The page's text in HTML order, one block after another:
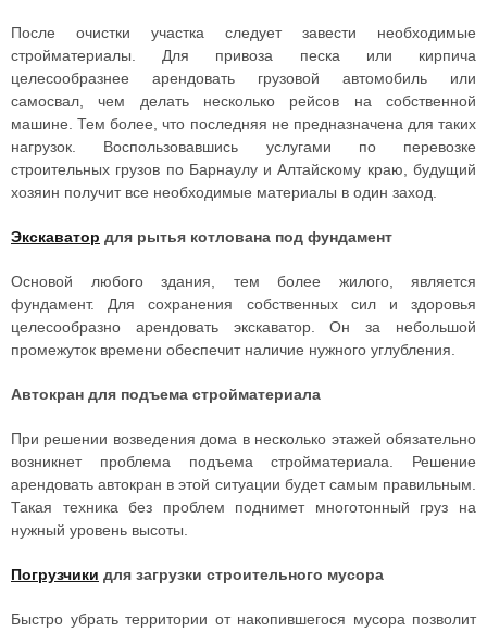
После очистки участка следует завести необходимые
стройматериалы. Для привоза песка или кирпича
целесообразнее арендовать грузовой автомобиль или
самосвал, чем делать несколько рейсов на собственной
машине. Тем более, что последняя не предназначена для таких
нагрузок. Воспользовавшись услугами по перевозке
строительных грузов по Барнаулу и Алтайскому краю, будущий
хозяин получит все необходимые материалы в один заход.
Экскаватор для рытья котлована под фундамент
Основой любого здания, тем более жилого, является
фундамент. Для сохранения собственных сил и здоровья
целесообразно арендовать экскаватор. Он за небольшой
промежуток времени обеспечит наличие нужного углубления.
Автокран для подъема стройматериала
При решении возведения дома в несколько этажей обязательно
возникнет проблема подъема стройматериала. Решение
арендовать автокран в этой ситуации будет самым правильным.
Такая техника без проблем поднимет многотонный груз на
нужный уровень высоты.
Погрузчики для загрузки строительного мусора
Быстро убрать территории от накопившегося мусора позволит